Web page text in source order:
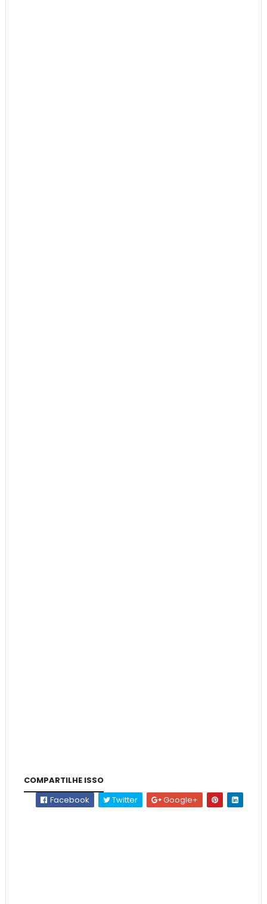
COMPARTILHE ISSO
Facebook
Twitter Google+